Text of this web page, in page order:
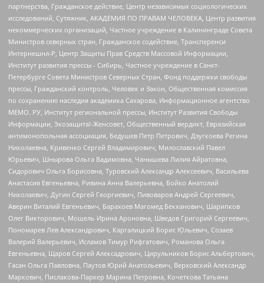
партнерства, Гражданское действие, Центр независимых социологических
исследований, Сутяжник, АКАДЕМИЯ ПО ПРАВАМ ЧЕЛОВЕКА, Центр развития
некоммерческих организаций, Частное учреждение в Калининграде Совета
Министров северных стран, Гражданское содействие, Трансперенси
Интернешнл-Р, Центр Защиты Прав Средств Массовой Информации,
Институт развития прессы - Сибирь, Частное учреждение в Санкт-
Петербурге Совета Министров Северных Стран, Фонд поддержки свободы
прессы, Гражданский контроль, Человек и Закон, Общественная комиссия
по сохранению наследия академика Сахарова, Информационное агентство
МЕМО. РУ, Институт региональной прессы, Институт Развития Свободы
Информации, Экозащита!-Женсовет, Общественный вердикт, Евразийская
антимонопольная ассоциация, Бедушев Петр Петрович, Дзугкоева Регина
Николаевна, Кривенко Сергей Владимирович, Милославский Павел
Юрьевич, Шнырова Ольга Вадимовна, Чанышева Лилия Айратовна,
Сидорович Ольга Борисовна, Туровский Александр Алексеевич, Васильева
Анастасия Евгеньевна, Ривина Анна Валерьевна, Бойко Анатолий
Николаевич, Дугин Сергей Георгиевич, Пивоваров Андрей Сергеевич,
Аверин Виталий Евгеньевич, Барахоев Магомед Бекханович, Шарипков
Олег Викторович, Мошель Ирина Ароновна, Шведов Григорий Сергеевич,
Пономарев Лев Александрович, Каргалицкий Борис Юльевич, Созаев
Валерий Валерьевич, Исламов Тимур Рифгатович, Романова Ольга
Евгеньевна, Щаров Сергей Алексадрович, Цирульников Борис Альбертович,
Гасан Ольга Павловна, Паутов Юрий Анатольевич, Верховский Александр
Маркович, Пислакова-Паркер Марина Петровна, Кочеткова Татьяна